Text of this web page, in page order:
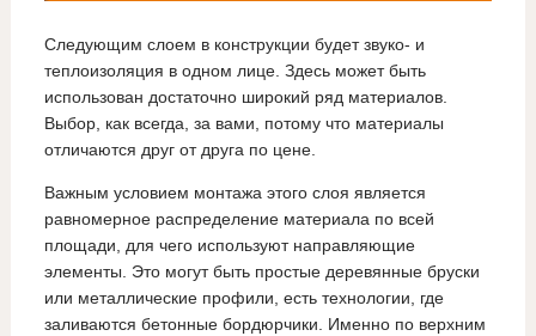
Следующим слоем в конструкции будет звуко- и
теплоизоляция в одном лице. Здесь может быть
использован достаточно широкий ряд материалов.
Выбор, как всегда, за вами, потому что материалы
отличаются друг от друга по цене.
Важным условием монтажа этого слоя является
равномерное распределение материала по всей
площади, для чего используют направляющие
элементы. Это могут быть простые деревянные бруски
или металлические профили, есть технологии, где
заливаются бетонные бордюрчики. Именно по верхним